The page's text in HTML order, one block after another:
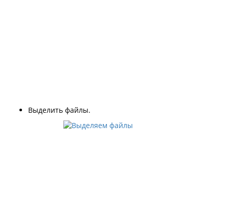
Выделить файлы.